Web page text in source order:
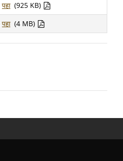
पहा (925 KB)
पहा (4 MB)